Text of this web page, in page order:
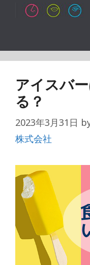
ツ
アイスバ
る？
2023年3月31日
株式会社